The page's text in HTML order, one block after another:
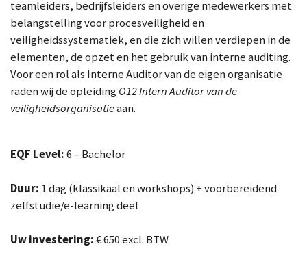
teamleiders, bedrijfsleiders en overige medewerkers met
belangstelling voor procesveiligheid en
veiligheidssystematiek, en die zich willen verdiepen in de
elementen, de opzet en het gebruik van interne auditing.
Voor een rol als Interne Auditor van de eigen organisatie
raden wij de opleidingO12 Intern Auditor van de
veiligheidsorganisatieaan.
EQF Level:6 – Bachelor
Duur: 1 dag (klassikaal en workshops) + voorbereidend
zelfstudie/e-learning deel
Uw investering:€ 650 excl. BTW